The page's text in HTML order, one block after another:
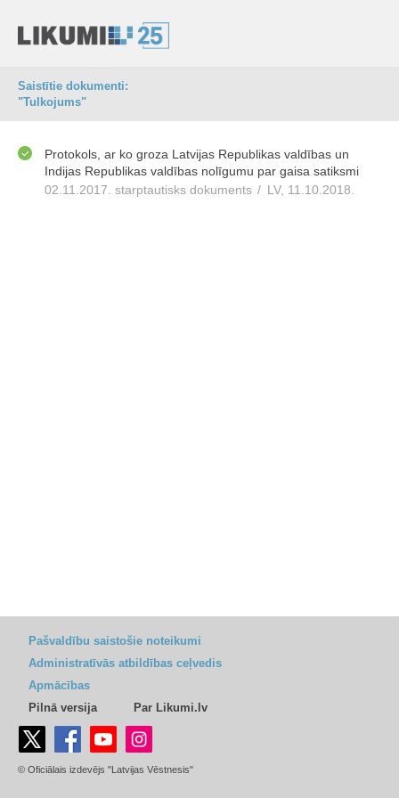
Saistītie dokumenti:
"Tulkojums"
Protokols, ar ko groza Latvijas Republikas valdības un
Indijas Republikas valdības nolīgumu par gaisa satiksmi
02.11.2017. starptautisks dokuments / LV, 11.10.2018.
Pašvaldību saistošie noteikumi
Administratīvās atbildības ceļvedis
Apmācības
Pilnā versija
Par Likumi.lv
© Oficiālais izdevējs "Latvijas Vēstnesis"